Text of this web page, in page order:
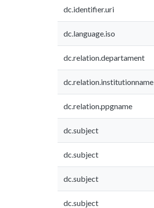
dc.identifier.uri
dc.language.iso
dc.relation.departament
dc.relation.institutionname
dc.relation.ppgname
dc.subject
dc.subject
dc.subject
dc.subject